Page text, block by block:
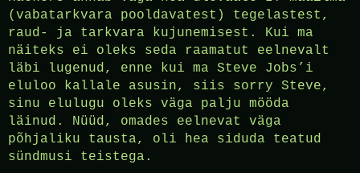
(vabatarkvara pooldavatest) tegelastest,
raud- ja tarkvara kujunemisest. Kui ma
näiteks ei oleks seda raamatut eelnevalt
läbi lugenud, enne kui ma Steve Jobs’i
eluloo kallale asusin, siis sorry Steve,
sinu elulugu oleks väga palju mööda
läinud. Nüüd, omades eelnevat väga
põhjaliku tausta, oli hea siduda teatud
sündmusi teistega.